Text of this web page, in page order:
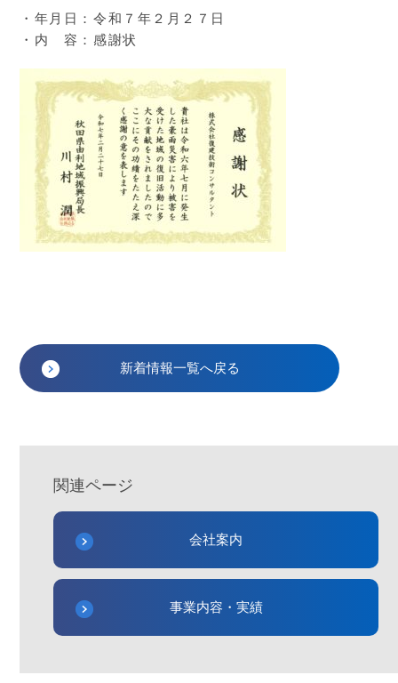
・年月日：令和７年２月２７日
・内 容：感謝状
新着情報一覧へ戻る
関連ページ
会社案内
事業内容・実績